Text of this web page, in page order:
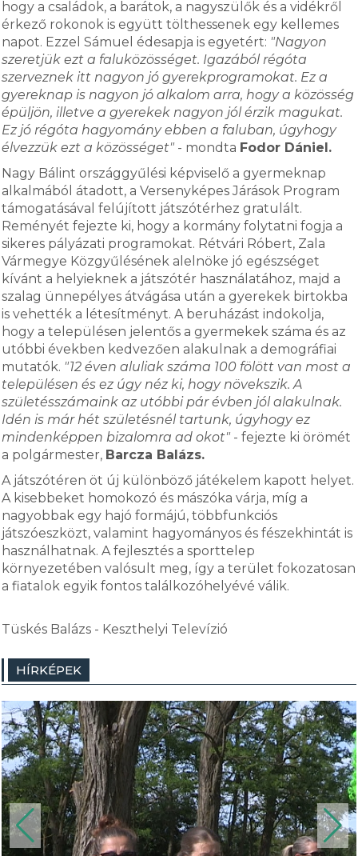
hogy a családok, a barátok, a nagyszülők és a vidékről
érkező rokonok is együtt tölthessenek egy kellemes
napot. Ezzel Sámuel édesapja is egyetért: "Nagyon
szeretjük ezt a faluközösséget. Igazából régóta
szerveznek itt nagyon jó gyerekprogramokat. Ez a
gyereknap is nagyon jó alkalom arra, hogy a közösség
épüljön, illetve a gyerekek nagyon jól érzik magukat.
Ez jó régóta hagyomány ebben a faluban, úgyhogy
élvezzük ezt a közösséget" - mondta Fodor Dániel.
Nagy Bálint országgyűlési képviselő a gyermeknap
alkalmából átadott, a Versenyképes Járások Program
támogatásával felújított játszótérhez gratulált.
Reményét fejezte ki, hogy a kormány folytatni fogja a
sikeres pályázati programokat. Rétvári Róbert, Zala
Vármegye Közgyűlésének alelnöke jó egészséget
kívánt a helyieknek a játszótér használatához, majd a
szalag ünnepélyes átvágása után a gyerekek birtokba
is vehették a létesítményt. A beruházást indokolja,
hogy a településen jelentős a gyermekek száma és az
utóbbi években kedvezően alakulnak a demográfiai
mutatók. "12 éven aluliak száma 100 fölött van most a
településen és ez úgy néz ki, hogy növekszik. A
születésszámaink az utóbbi pár évben jól alakulnak.
Idén is már hét születésnél tartunk, úgyhogy ez
mindenképpen bizalomra ad okot" - fejezte ki örömét
a polgármester, Barcza Balázs.
A játszótéren öt új különböző játékelem kapott helyet.
A kisebbeket homokozó és mászóka várja, míg a
nagyobbak egy hajó formájú, többfunkciós
játszóeszközt, valamint hagyományos és fészekhintát is
használhatnak. A fejlesztés a sporttelep
környezetében valósult meg, így a terület fokozatosan
a fiatalok egyik fontos találkozóhelyévé válik.
Tüskés Balázs - Keszthelyi Televízió
HÍRKÉPEK